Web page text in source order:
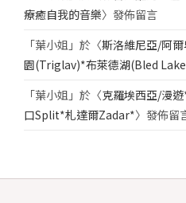
療癒自我的音樂〉發佈留言
「葉小姐 」於〈斯洛維尼亞/阿
園(Triglav)*布萊德湖(Bled
「葉小姐 」於〈克羅埃西亞/漫
口Split*札達爾Zadar*〉發佈留